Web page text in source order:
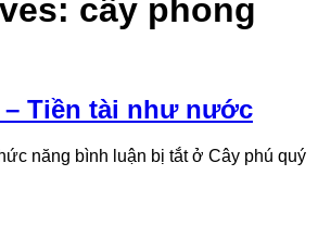
cây phong
– Tiền tài như nước
năng bình luận bị tắtở Cây phú quý